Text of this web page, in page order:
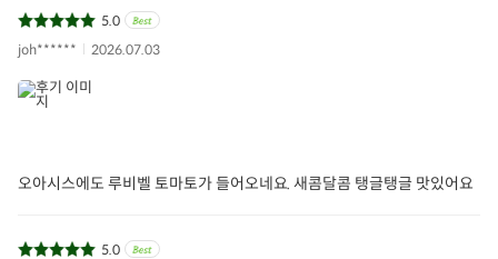
5.0
joh******
2026.07.03
오아시스에도 루비벨 토마토가 들어오네요. 새콤달콤 탱글탱글 맛있어요
5.0